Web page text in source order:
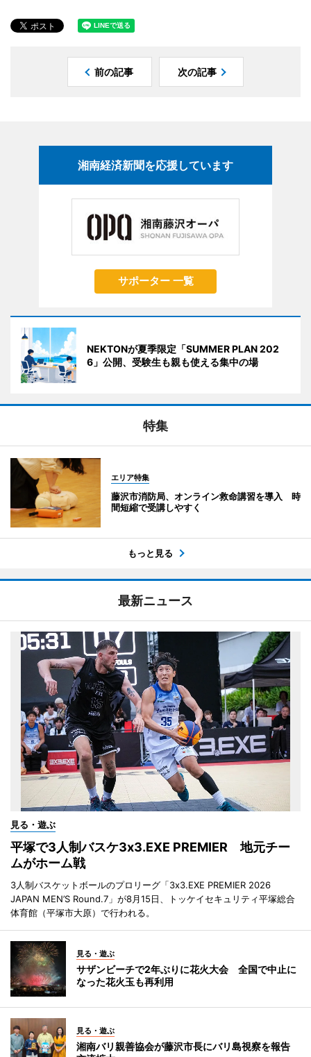
前の記事 次の記事
湘南経済新聞を応援しています
サポーター 一覧
NEKTONが夏季限定「SUMMER PLAN 202
6」公開、受験生も親も使える集中の場
特集
エリア特集
藤沢市消防局、オンライン救命講習を導入 時
間短縮で受講しやすく
もっと見る
最新ニュース
見る・遊ぶ
平塚で3人制バスケ3x3.EXE PREMIER 地元チー
ムがホーム戦
3人制バスケットボールのプロリーグ「3x3.EXE PREMIER 2026
JAPAN MEN’S Round.7」が8月15日、トッケイセキュリティ平塚総合
体育館（平塚市大原）で行われる。
見る・遊ぶ
サザンビーチで2年ぶりに花火大会 全国で中止に
なった花火玉も再利用
見る・遊ぶ
湘南バリ親善協会が藤沢市長にバリ島視察を報告